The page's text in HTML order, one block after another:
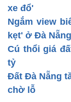
xe đổ'
Ngắm view
kẹt' ở Đà Nẵng
Cú thổi giá
tỷ
Đất Đà Nẵng
chờ lỗ